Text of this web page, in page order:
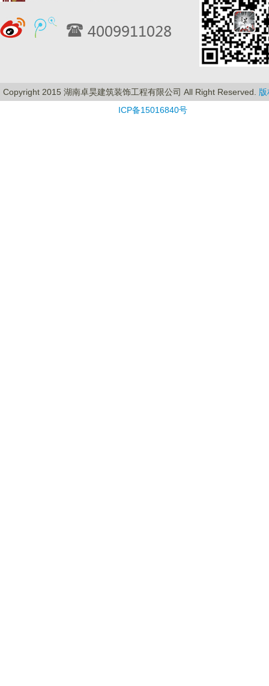
Copyright 2015 湖南卓昊建筑装饰工程有限公司 All Right Reserved.
ICP备15016840号